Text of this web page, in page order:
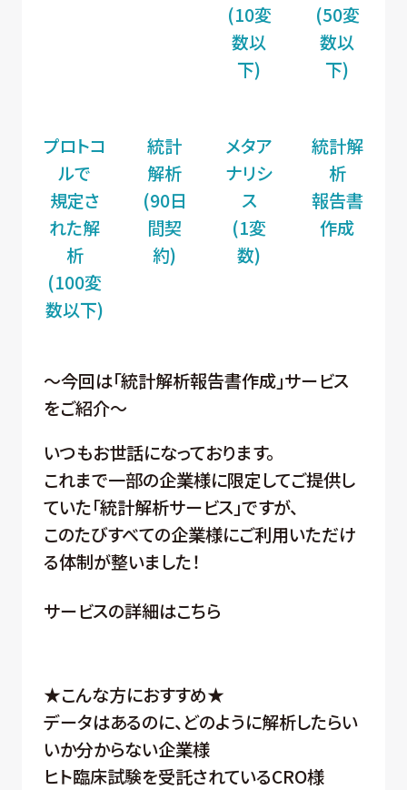
(10変
数以
下)
(50変
数以
下)
プロトコ
ルで
規定さ
れた解
析
(100変
数以下)
統計
解析
(90日
間契
約)
メタア
ナリシ
ス
(1変
数)
統計解
析
報告書
作成
～今回は「統計解析報告書作成」サービス
をご紹介～
いつもお世話になっております。
これまで一部の企業様に限定してご提供し
ていた「統計解析サービス」ですが、
このたびすべての企業様にご利用いただけ
る体制が整いました！
サービスの詳細はこちら
★こんな方におすすめ★
データはあるのに、どのように解析したらい
いか分からない企業様
ヒト臨床試験を受託されているCRO様